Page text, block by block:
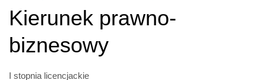
Kierunek prawno-
biznesowy
I stopnia licencjackie